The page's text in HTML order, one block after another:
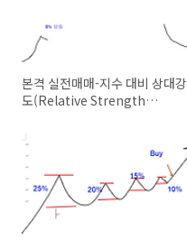
본격 실전매매-지수 대비 상대강
도(Relative Strength